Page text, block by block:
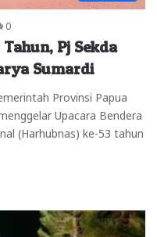
0
Pj Sekda
Sumardi
Provinsi Papua
Upacara Bendera
(Harhubnas) ke-53 tahun